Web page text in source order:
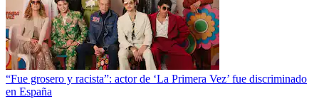
“Fue grosero y racista”: actor de ‘La Primera Vez’ fue discriminado
en España